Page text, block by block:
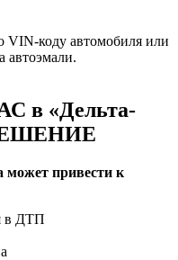
VIN-коду автомобиля или
автоэмали.
в «Дельта-
может привести к
в ДТП